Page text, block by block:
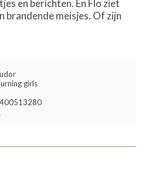
en berichten. En Flo ziet
brandende meisjes. Of zijn
girls